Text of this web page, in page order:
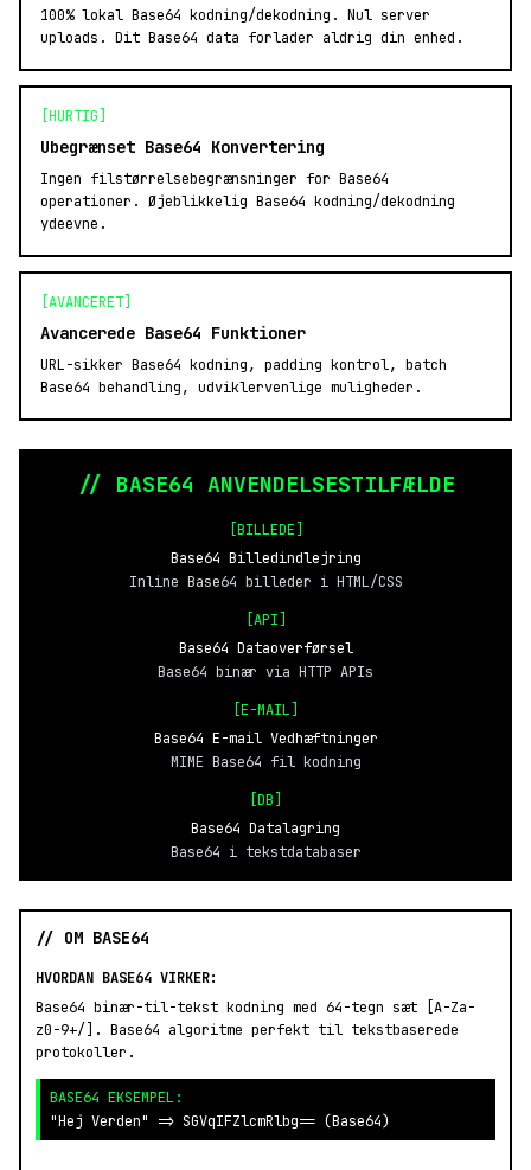
100% lokal Base64 kodning/dekodning. Nul server
uploads. Dit Base64 data forlader aldrig din enhed.
[HURTIG]
Ubegrænset Base64 Konvertering
Ingen filstørrelsebegrænsninger for Base64
operationer. Øjeblikkelig Base64 kodning/dekodning
ydeevne.
[AVANCERET]
Avancerede Base64 Funktioner
URL-sikker Base64 kodning, padding kontrol, batch
Base64 behandling, udviklervenlige muligheder.
// BASE64 ANVENDELSESTILFÆLDE
[BILLEDE]
Base64 Billedindlejring
Inline Base64 billeder i HTML/CSS
[API]
Base64 Dataoverførsel
Base64 binær via HTTP APIs
[E-MAIL]
Base64 E-mail Vedhæftninger
MIME Base64 fil kodning
[DB]
Base64 Datalagring
Base64 i tekstdatabaser
// OM BASE64
HVORDAN BASE64 VIRKER:
Base64 binær-til-tekst kodning med 64-tegn sæt [A-Za-
z0-9+/]. Base64 algoritme perfekt til tekstbaserede
protokoller.
BASE64 EKSEMPEL:
"Hej Verden" => SGVqIFZlcmRlbg== (Base64)